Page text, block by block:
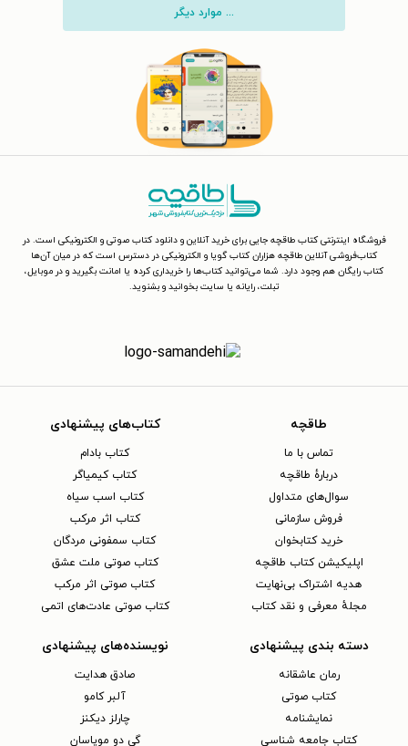
... موارد دیگر
فروشگاه اینترنتی کتاب طاقچه جایی برای خرید آنلاین و دانلود کتاب صوتی و الکترونیکی است. در
کتاب‌فروشی آنلاین طاقچه هزاران کتاب گویا و الکترونیکی در دسترس است که در میان آن‌ها
کتاب رایگان هم وجود دارد. شما می‌توانید کتاب‌ها را خریداری کرده یا امانت بگیرید و در موبایل،
تبلت، رایانه یا سایت بخوانید و بشنوید.
طاقچه
تماس با ما
دربارهٔ طاقچه
سوال‌های متداول
فروش سازمانی
خرید کتابخوان
اپلیکیشن کتاب طاقچه
هدیه اشتراک بی‌نهایت
مجلهٔ معرفی و نقد کتاب
کتاب‌های پیشنهادی
کتاب بادام
کتاب کیمیاگر
کتاب اسب سیاه
کتاب اثر مرکب
کتاب سمفونی مردگان
کتاب صوتی ملت عشق
کتاب صوتی اثر مرکب
کتاب صوتی عادت‌های اتمی
دسته بندی پیشنهادی
رمان عاشقانه
کتاب‌ صوتی
نمایشنامه
کتاب جامعه شناسی
نویسنده‌های پیشنهادی
صادق هدایت
آلبر کامو
چارلز دیکنز
گی دو موپاسان